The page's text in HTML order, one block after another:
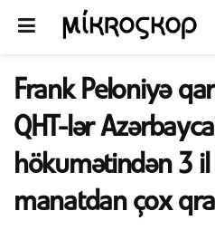
Frank Peloniyə
QHT-lər
hökumətindən 3
manatdan çox